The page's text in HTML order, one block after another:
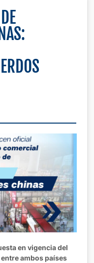
en vigencia del
ambos países